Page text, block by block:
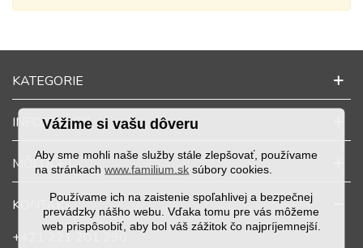
Vážime si vašu dôveru
Aby sme mohli naše služby stále zlepšovať, používame
na stránkachwww.familium.sk súbory cookies.
Používame ich na zaistenie spoľahlivej a bezpečnej
prevádzky nášho webu. Vďaka tomu pre vás môžeme
web prispôsobiť, aby bol váš zážitok čo najpríjemnejší.
KATEGORIE
INFORMÁCIE
MÔJ ÚČET
KONTAKT
+421 221 201 290